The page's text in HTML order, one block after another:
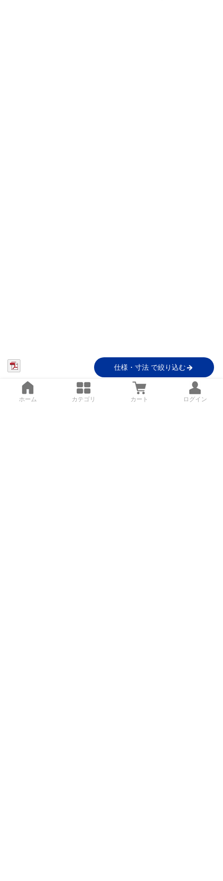
仕様・寸法 で絞り込む
ホーム カテゴリ カート ログイン